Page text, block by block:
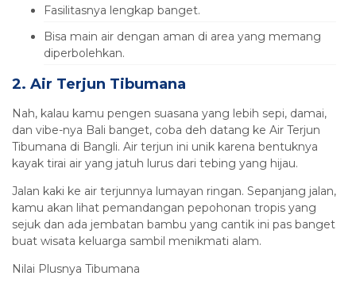
Fasilitasnya lengkap banget.
Bisa main air dengan aman di area yang memang
diperbolehkan.
2. Air Terjun Tibumana
Nah, kalau kamu pengen suasana yang lebih sepi, damai,
dan vibe-nya Bali banget, coba deh datang ke Air Terjun
Tibumana di Bangli. Air terjun ini unik karena bentuknya
kayak tirai air yang jatuh lurus dari tebing yang hijau.
Jalan kaki ke air terjunnya lumayan ringan. Sepanjang jalan,
kamu akan lihat pemandangan pepohonan tropis yang
sejuk dan ada jembatan bambu yang cantik ini pas banget
buat wisata keluarga sambil menikmati alam.
Nilai Plusnya Tibumana